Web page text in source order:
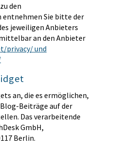
den
Sie bitte der
jeweiligen Anbieters
an den Anbieter
privacy/ und
an, die es ermöglichen,
Beiträge auf der
Das verarbeitende
GmbH,
Berlin.